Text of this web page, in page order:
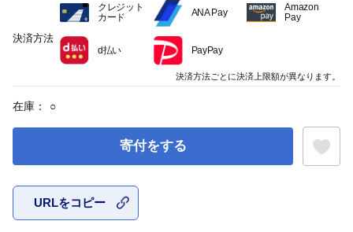
在庫： ○
寄付をする
URLをコピー
決済方法
クレジット
カード
ANA Pay
Amazon
Pay
d払い PayPay
決済方法ごとに決済上限額が異なります。